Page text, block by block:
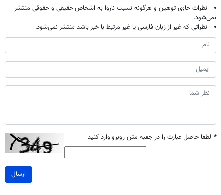
نظرات حاوی توهین و هرگونه نسبت ناروا به اشخاص حقیقی و حقوقی منتشر
نمی‌شود.
نظراتی که غیر از زبان فارسی یا غیر مرتبط با خبر باشد منتشر نمی‌شود.
* لطفا حاصل عبارت را در جعبه متن روبرو وارد کنید
ارسال